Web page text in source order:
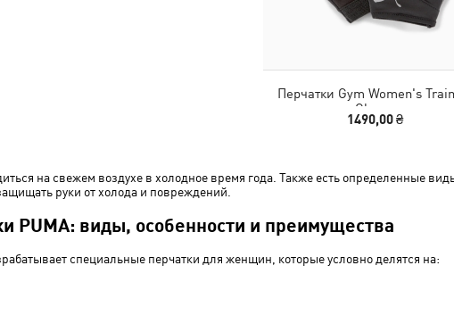
Перчатки Gym Women's
Gloves
1490,00 ₴
на свежем воздухе в холодное время года. Также есть определенные
руки от холода и повреждений.
PUMA: виды, особенности и преимущества
специальные перчатки для женщин, которые условно делятся на: